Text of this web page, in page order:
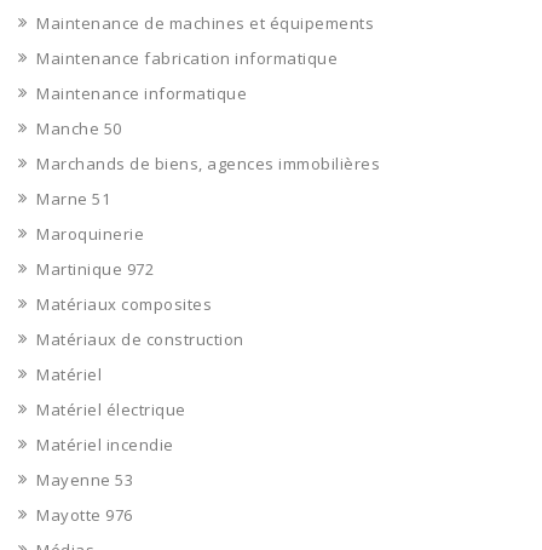
Maintenance de machines et équipements
Maintenance fabrication informatique
Maintenance informatique
Manche 50
Marchands de biens, agences immobilières
Marne 51
Maroquinerie
Martinique 972
Matériaux composites
Matériaux de construction
Matériel
Matériel électrique
Matériel incendie
Mayenne 53
Mayotte 976